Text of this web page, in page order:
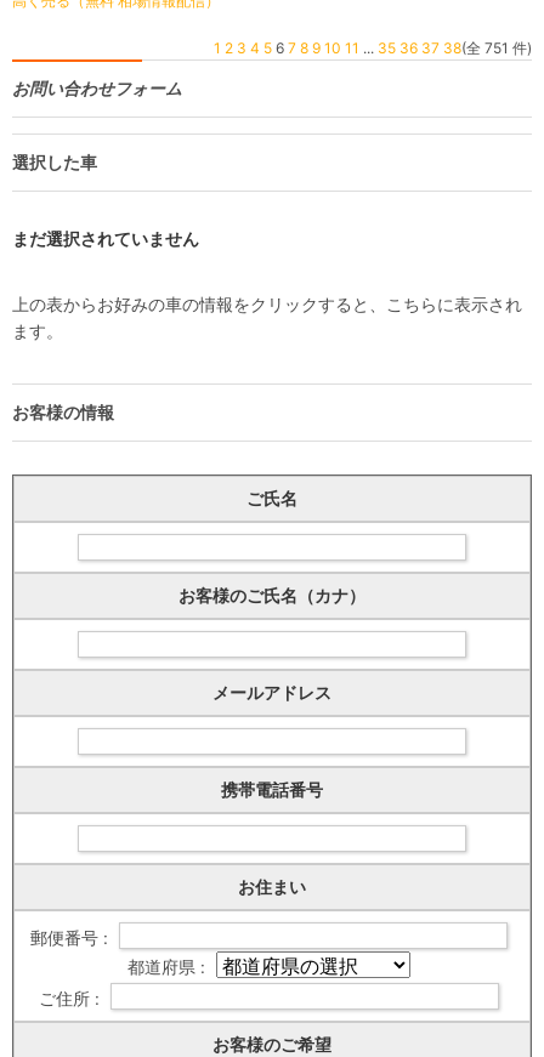
1 2 3 4 5 6 7 8 9 10 11 ... 35 36 37 38(全 751 件)
お問い合わせフォーム
選択した車
まだ選択されていません
上の表からお好みの車の情報をクリックすると、こちらに表示され
ます。
お客様の情報
ご氏名
お客様のご氏名（カナ）
メールアドレス
携帯電話番号
お住まい
郵便番号 :
都道府県 :
ご住所 :
お客様のご希望